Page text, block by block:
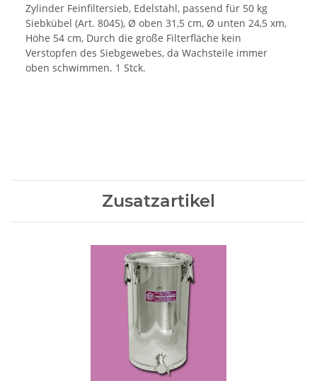
Zylinder Feinfiltersieb, Edelstahl, passend für 50 kg
Siebkübel (Art. 8045), Ø oben 31,5 cm, Ø unten 24,5 xm,
Höhe 54 cm, Durch die große Filterfläche kein
Verstopfen des Siebgewebes, da Wachsteile immer
oben schwimmen. 1 Stck.
Zusatzartikel